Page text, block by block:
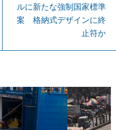
ルに新たな強制国家標準
案 格納式デザインに終
止符か